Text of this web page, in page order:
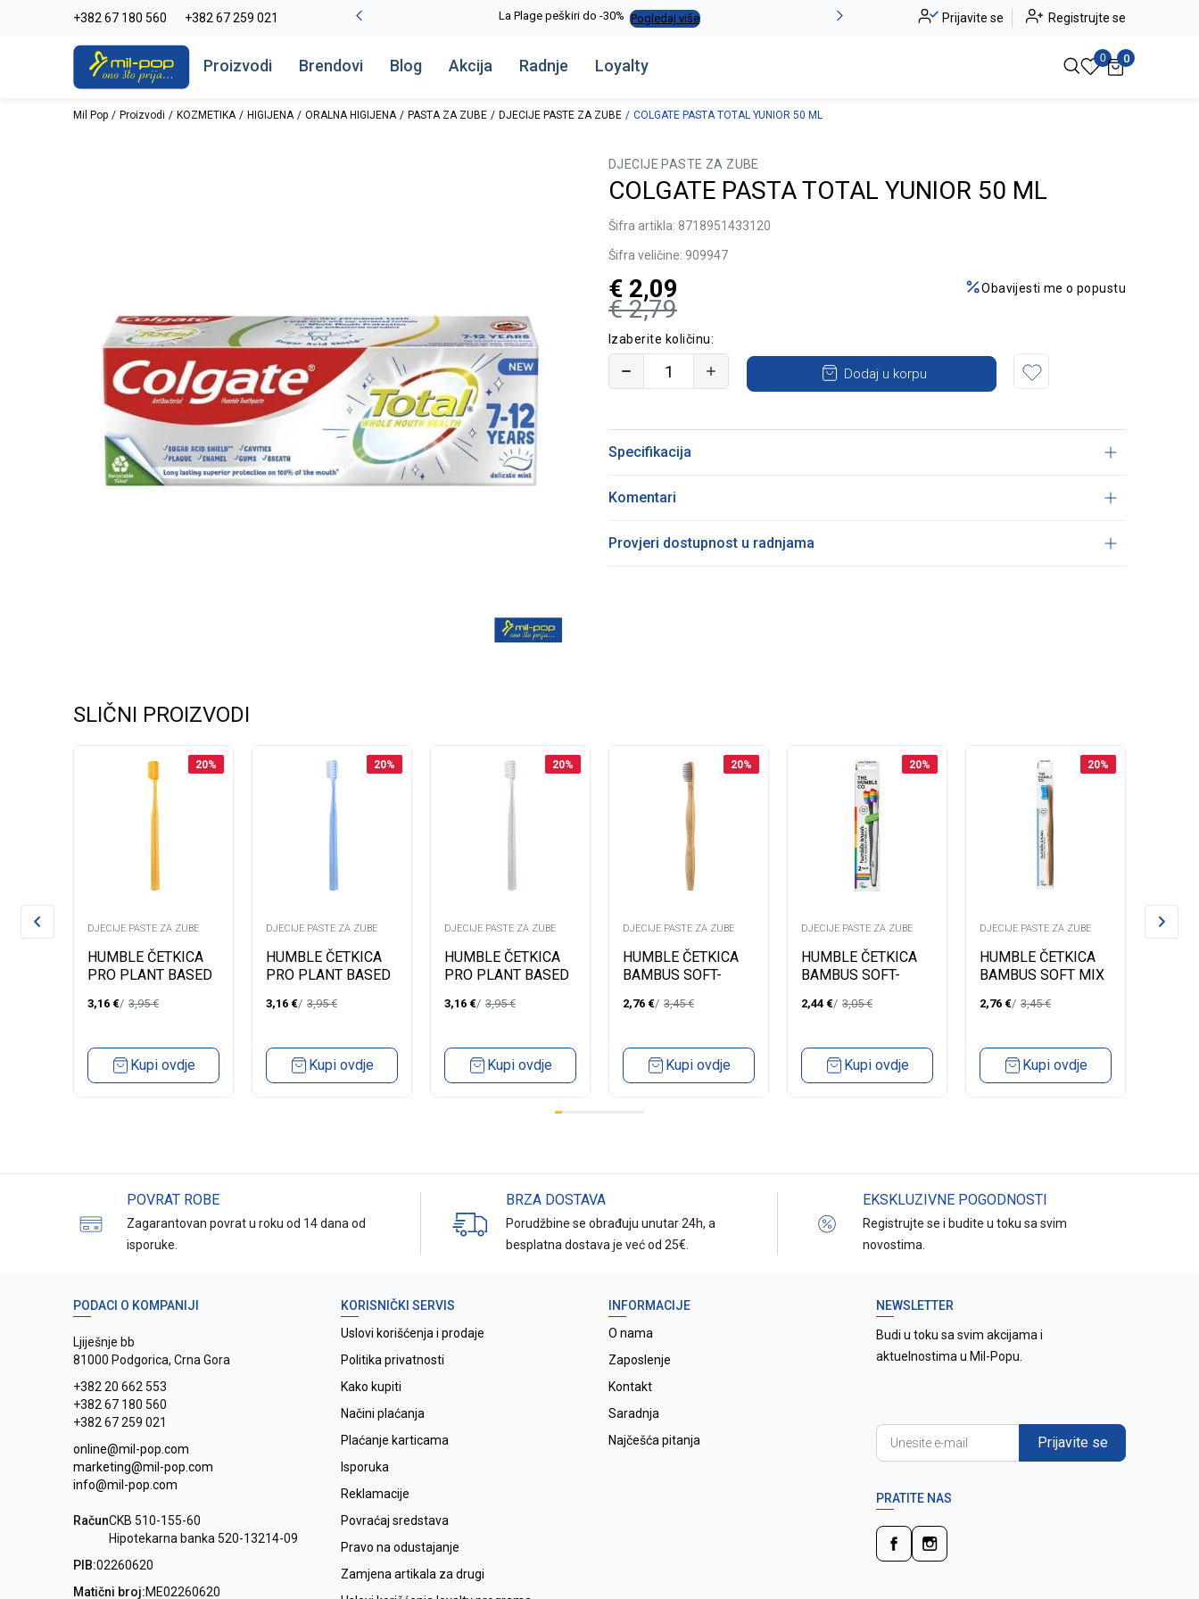
+382 67 180 560 +382 67 259 021
-20% na kompletan asortiman Pogledaj više La Plage peškiri do -30% Pogledaj više Alma Ras do -50% Pogledaj više
Prijavite se Registrujte se
Proizvodi Brendovi Blog Akcija Radnje Loyalty 0 0
Mil Pop Proizvodi KOZMETIKA HIGIJENA ORALNA HIGIJENA PASTA ZA ZUBE DJECIJE PASTE ZA ZUBE COLGATE PASTA TOTAL YUNIOR 50 ML
DJECIJE PASTE ZA ZUBE
COLGATE PASTA TOTAL YUNIOR 50 ML
Šifra artikla: 8718951433120
Šifra veličine: 909947
€ 2,79
€ 2,09 Obavijesti me o popustu
Izaberite količinu:
Dodaj u korpu
Specifikacija
Komentari
Provjeri dostupnost u radnjama
SLIČNI PROIZVODI
20%
DJECIJE PASTE ZA ZUBE
HUMBLE ČETKICA
PRO PLANT BASED
890PR05
3,16 € 3,95€
Kupi ovdje
20%
DJECIJE PASTE ZA ZUBE
HUMBLE ČETKICA
PRO PLANT BASED
890PR08
3,16 € 3,95€
Kupi ovdje
20%
DJECIJE PASTE ZA ZUBE
HUMBLE ČETKICA
PRO PLANT BASED
890PR09
3,16 € 3,95€
Kupi ovdje
20%
DJECIJE PASTE ZA ZUBE
HUMBLE ČETKICA
BAMBUS SOFT-
8900CHARC
2,76 € 3,45€
Kupi ovdje
20%
DJECIJE PASTE ZA ZUBE
HUMBLE ČETKICA
BAMBUS SOFT-
PROUD CS89069S
2,44 € 3,05€
Kupi ovdje
20%
DJECIJE PASTE ZA ZUBE
HUMBLE ČETKICA
BAMBUS SOFT MIX
2,76 € 3,45€
Kupi ovdje
DJECIJE
POVRAT ROBE
Zagarantovan povrat u roku od 14 dana od
isporuke.
BRZA DOSTAVA
Porudžbine se obrađuju unutar 24h, a
besplatna dostava je već od 25€.
EKSKLUZIVNE POGODNOSTI
Registrujte se i budite u toku sa svim
novostima.
PODACI O KOMPANIJI
Ljiješnje bb
81000 Podgorica, Crna Gora
+382 20 662 553
+382 67 180 560
+382 67 259 021
online@mil-pop.com
marketing@mil-pop.com
info@mil-pop.com
RačunCKB 510-155-60
Hipotekarna banka 520-13214-09
PIB:02260620
Matični broj:ME02260620
KORISNIČKI SERVIS
Uslovi korišćenja i prodaje
Politika privatnosti
Kako kupiti
Načini plaćanja
Plaćanje karticama
Isporuka
Reklamacije
Povraćaj sredstava
Pravo na odustajanje
Zamjena artikala za drugi
INFORMACIJE
O nama
Zaposlenje
Kontakt
Saradnja
Najčešća pitanja
NEWSLETTER
Budi u toku sa svim akcijama i
aktuelnostima u Mil-Popu.
Prijavite se
PRATITE NAS